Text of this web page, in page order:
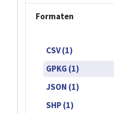
Formaten
CSV (1)
GPKG (1)
JSON (1)
SHP (1)